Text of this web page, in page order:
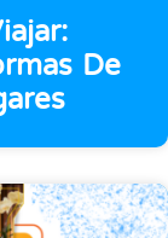
De